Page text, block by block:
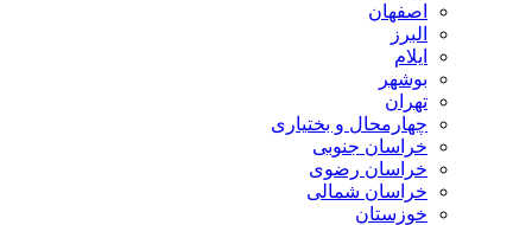
اصفهان
البرز
ایلام
بوشهر
تهران
چهارمحال و بختیاری
خراسان جنوبی
خراسان رضوی
خراسان شمالی
خوزستان